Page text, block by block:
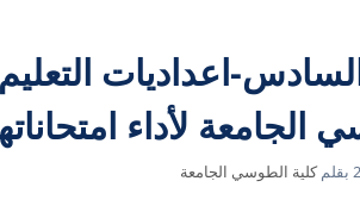
اعداديات
الجامعة لأداء
بقلمكلية الطوسي الجامعة